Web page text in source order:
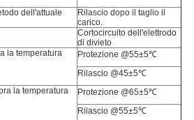
dell'attuale
Rilascio dopo il taglio il
carico.
Cortocircuito dell'elettrodo
di divieto
la temperatura
Protezione @55±5℃
Rilascio @45±5℃
la temperatura
Protezione @65±5℃
Rilascio @55±5℃